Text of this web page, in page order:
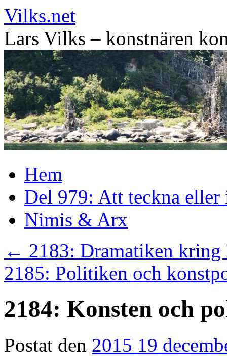
Vilks.net
Lars Vilks – konstnären
Hoppa
till
innehållHem
Del 979: Att teckna eller
Nimis & Arx
← 2183: Dramatiken
2185: Politiken och
2184: Konsten och
Postat den 2015 19